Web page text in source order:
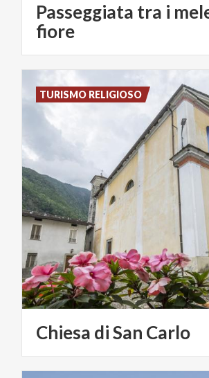
Passeggiata tra i
fiore
Chiesa diSan Carlo
TURISMO RELIGIOSO